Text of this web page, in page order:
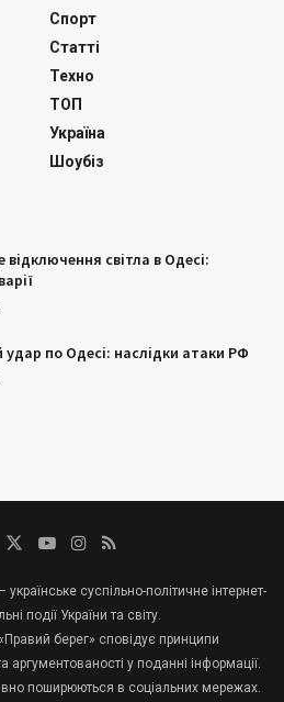
Спорт
Статті
Техно
ТОП
Україна
Шоубіз
світла в Одесі:
удар по Одесі: наслідки атаки РФ
суспільно-політичне інтернет-
події України та світу.
берег» сповідує принципи
аргументованості у поданні інформації.
поширюються в соціальних мережах.